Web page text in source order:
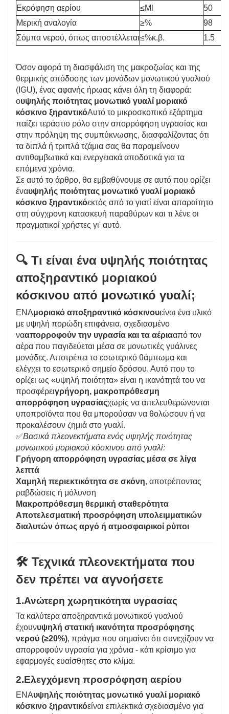
Εκρόφηση αερίου
≤Ml
50
Μερική αναλογία
≥%
98
Σόμπα νερού, όπως αποστέλλεται≤%κ.β. 1.5
Όσον αφορά τη διασφάλιση της μακροζωίας και της
θερμικής απόδοσης των μονάδων μονωτικού γυαλιού
(IGU), ένας αφανής ήρωας κάνει όλη τη διαφορά:
ουψηλής ποιότητας μονωτικό γυαλί μοριακό
κόσκινο ξηραντικόΑυτό το μικροσκοπικό εξάρτημα
παίζει τεράστιο ρόλο στην απορρόφηση υγρασίας και
στην πρόληψη της συμπύκνωσης, διασφαλίζοντας ότι
τα διπλά ή τριπλά τζάμια σας θα παραμείνουν
αντιθαμβωτικά και ενεργειακά αποδοτικά για τα
επόμενα χρόνια.
Σε αυτό το άρθρο, θα εμβαθύνουμε σε αυτό που ορίζει
έναυψηλής ποιότητας μονωτικό γυαλί μοριακό
κόσκινο ξηραντικόεκτός από το γιατί είναι απαραίτητο
στη σύγχρονη κατασκευή παραθύρων και τι λένε οι
πραγματικοί χρήστες γι' αυτό.
🔍 Τι είναι ένα υψηλής ποιότητας
αποξηραντικό μοριακού
κόσκινου από μονωτικό γυαλί;
ΕΝΑμοριακό αποξηραντικό κόσκινουείναι ένα υλικό
με υψηλή πορώδη επιφάνεια, σχεδιασμένο
νααπορροφούν την υγρασία και τα αέριααπό τον
αέρα που παγιδεύεται μέσα σε μονωτικές γυάλινες
μονάδες. Αποτρέπει το εσωτερικό θάμπωμα και
ελέγχει το εσωτερικό σημείο δρόσου. Αυτό που το
ορίζει ως «υψηλή ποιότητα» είναι η ικανότητά του να
προσφέρειγρήγορη, μακροπρόθεσμη
απορρόφηση υγρασίαςχωρίς να απελευθερώνονται
υποπροϊόντα που θα μπορούσαν να θολώσουν ή να
προκαλέσουν ζημιά στο γυαλί.
✅Βασικά πλεονεκτήματα ενός υψηλής ποιότητας
μονωτικού μοριακού κόσκινου από γυαλί:
Γρήγορη απορρόφηση υγρασίας μέσα σε λίγα
λεπτά
Χαμηλή περιεκτικότητα σε σκόνη, αποτρέποντας
ραβδώσεις ή μόλυνση
Μακροπρόθεσμη θερμική σταθερότητα
Αποτελεσματική προσρόφηση υπολειμματικών
διαλυτών όπως αργό ή ατμοσφαιρικοί ρύποι
🛠 Τεχνικά πλεονεκτήματα που
δεν πρέπει να αγνοήσετε
1.Ανώτερη χωρητικότητα υγρασίας
Τα καλύτερα αποξηραντικά μονωτικού γυαλιού
έχουνυψηλή στατική ικανότητα προσρόφησης
νερού (≥20%), πράγμα που σημαίνει ότι συνεχίζουν να
απορροφούν υγρασία για χρόνια - κάτι κρίσιμο για
εφαρμογές ευαίσθητες στο κλίμα.
2.Ελεγχόμενη προσρόφηση αερίου
ΕΝΑυψηλής ποιότητας μονωτικό γυαλί μοριακό
κόσκινο ξηραντικόείναι επιλεκτικά σχεδιασμένο για